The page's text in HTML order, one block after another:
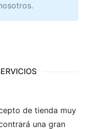
de tienda muy
una gran